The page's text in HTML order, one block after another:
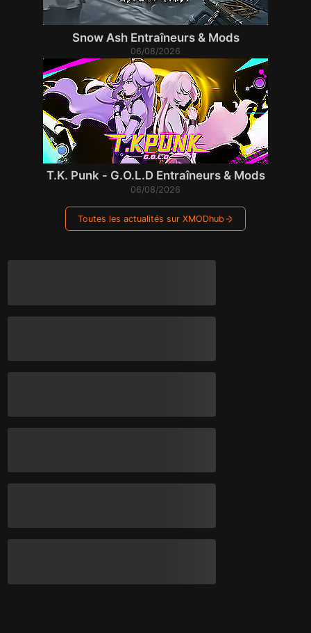
Snow Ash Entraîneurs & Mods
06/08/2026
T.K. Punk - G.O.L.D Entraîneurs & Mods
06/08/2026
Toutes les actualités sur XMODhub